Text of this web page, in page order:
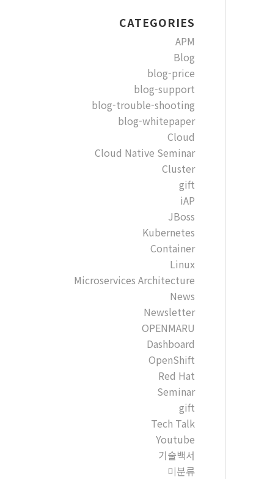
CATEGORIES
APM
Blog
blog-price
blog-support
blog-trouble-shooting
blog-whitepaper
Cloud
Cloud Native Seminar
Cluster
gift
iAP
JBoss
Kubernetes
Container
Linux
Microservices Architecture
News
Newsletter
OPENMARU
Dashboard
OpenShift
Red Hat
Seminar
gift
Tech Talk
Youtube
기술백서
미분류